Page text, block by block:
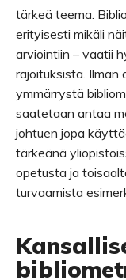
tärkeä teema.
erityisesti mikäli
arviointiin – vaatii
rajoituksista. Ilman
ymmärrystä
saatetaan antaa
johtuen jopa
tärkeänä
opetusta ja
turvaamista